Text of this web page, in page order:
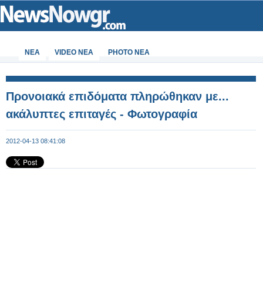
ΝΕΑ VIDEO NEA PHOTO NEA
Προνοιακά επιδόματα πληρώθηκαν με...
ακάλυπτες επιταγές - Φωτογραφία
2012-04-13 08:41:08